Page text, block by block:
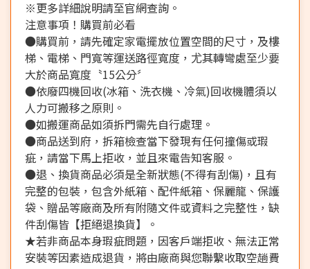
※更多詳細說明請至官網查詢。
注意事項！購買前必看
●購買前，請先確定家電擺放位置空間的尺寸，及樓
梯、電梯、門寬等運送路徑寬度，尤其轉彎處至少要
大於商品寬度〝15公分〞
●依廢四機回收(冰箱、洗衣機、冷氣)回收機體須以
人力可搬移之原則。
●如搬運商品如須拆門需先自行處理。
●商品送到府，拆箱檢查當下發現有任何撞傷或瑕
疵，請當下馬上拒收，並且來電告知客服。
●退、換貨商品必須是全新狀態(不得有刮傷)，且有
完整的包裝，包含外紙箱、配件紙箱、保麗龍、保護
袋、贈品等廠商及所有附隨文件或資料之完整性，缺
件刮傷皆【拒絕退換貨】。
★若非商品本身瑕疵問題，因客戶端拒收、無法正常
安裝等因素造成退貨，將由廠商與您聯繫收取空趟費